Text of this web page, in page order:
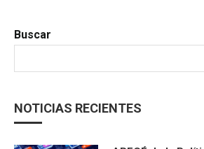
Buscar
NOTICIAS RECIENTES